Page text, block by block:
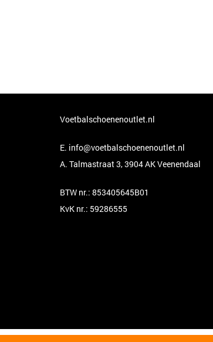
Voetbalschoenenoutlet.nl
E. info@voetbalschoenenoutlet.nl
A. Talmastraat 3, 3904 AK Veenendaal
BTW nr.: 853405645B01
KvK nr.: 59286555